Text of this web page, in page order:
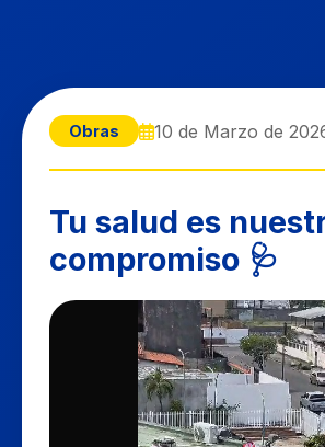
Obras 10 de Marzo de
Tu salud es
compromiso 🩺